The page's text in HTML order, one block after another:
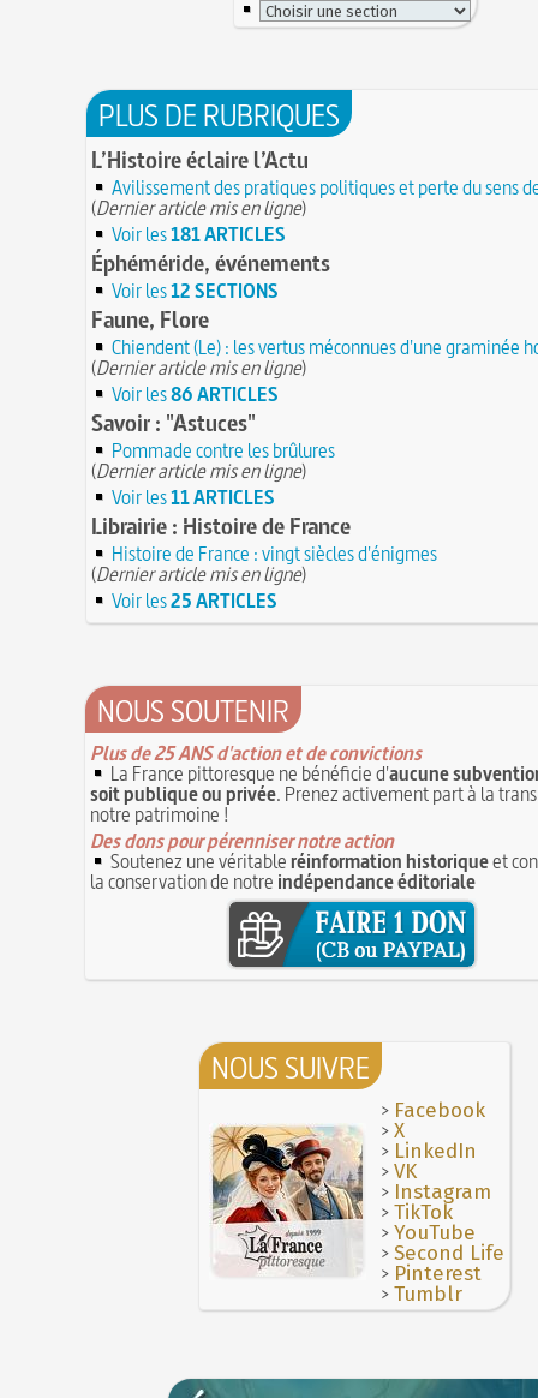
PLUS DE RUBRIQUES
L’Histoire éclaire l’Actu
Avilissement des pratiques politiques et perte du sens
(Dernier article mis en ligne)
Voir les181 ARTICLES
Éphéméride, événements
Voir les12 SECTIONS
Faune, Flore
Chiendent (Le) : les vertus méconnues d'une graminée
(Dernier article mis en ligne)
Voir les86 ARTICLES
Savoir : "Astuces"
Pommade contre les brûlures
(Dernier article mis en ligne)
Voir les11 ARTICLES
Librairie : Histoire de France
Histoire de France : vingt siècles d'énigmes
(Dernier article mis en ligne)
Voir les25 ARTICLES
NOUS SOUTENIR
Plus de 25 ANS d'action et de convictions
La France pittoresque ne bénéficie d'aucune
soit publique ou privée. Prenez activement part à la
notre patrimoine !
Des dons pour pérenniser notre action
Soutenez une véritableréinformation historiqueet
la conservation de notre indépendance éditoriale
NOUS SUIVRE
> Facebook
>X
> LinkedIn
>VK
> Instagram
>TikTok
>YouTube
>Second Life
> Pinterest
>Tumblr